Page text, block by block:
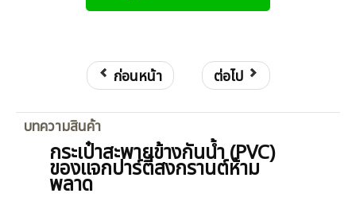
ก่อนหน้า ต่อไป
บทความสินค้า
กระเป๋าสะพายข้างกันน้ำ (PVC)
ของแจกปาร์ตี้สงกรานต์ห้าม
พลาด